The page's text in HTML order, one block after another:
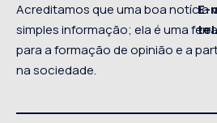
Acreditamos que uma boa notícia
simples informação; ela é uma
para a formação de opinião e a
na sociedade.
E-
tel